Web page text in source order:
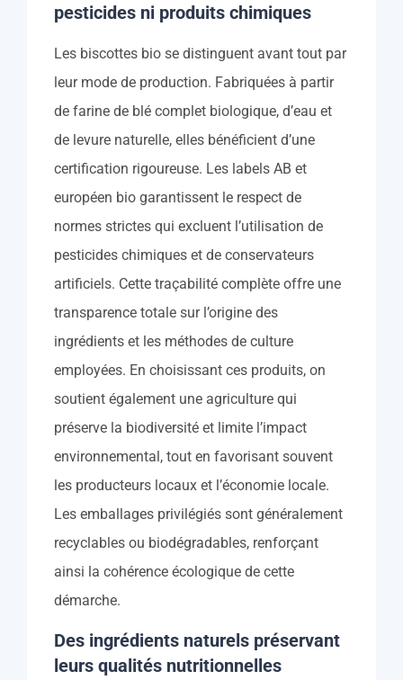
pesticides ni produits chimiques
Les biscottes bio se distinguent avant tout par
leur mode de production. Fabriquées à partir
de farine de blé complet biologique, d’eau et
de levure naturelle, elles bénéficient d’une
certification rigoureuse. Les labels AB et
européen bio garantissent le respect de
normes strictes qui excluent l’utilisation de
pesticides chimiques et de conservateurs
artificiels. Cette traçabilité complète offre une
transparence totale sur l’origine des
ingrédients et les méthodes de culture
employées. En choisissant ces produits, on
soutient également une agriculture qui
préserve la biodiversité et limite l’impact
environnemental, tout en favorisant souvent
les producteurs locaux et l’économie locale.
Les emballages privilégiés sont généralement
recyclables ou biodégradables, renforçant
ainsi la cohérence écologique de cette
démarche.
Des ingrédients naturels préservant
leurs qualités nutritionnelles